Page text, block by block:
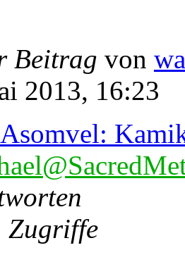
Beitrag von
2013, 16:23
Zugriffe